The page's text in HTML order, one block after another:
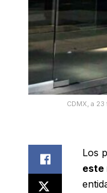
CDMX, a
Los
este